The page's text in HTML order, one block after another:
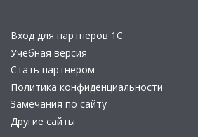
Вход для партнеров 1С
Учебная версия
Стать партнером
Политика конфиденциальности
Замечания по сайту
Другие сайты